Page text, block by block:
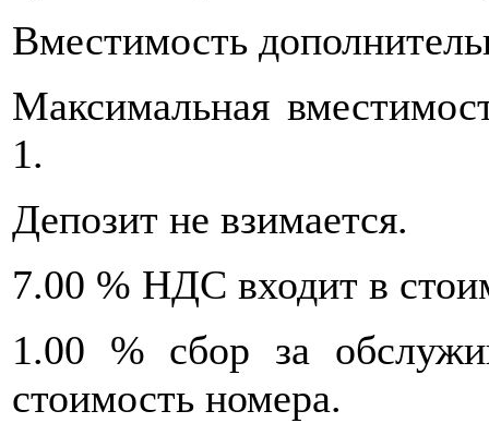
Вместимость
Максимальная
1.
Депозит не взимается.
7.00 % НДС входит в
1.00 % сбор за
стоимость номера.